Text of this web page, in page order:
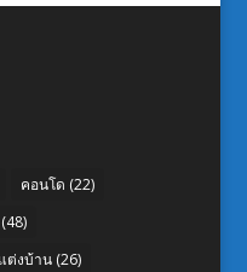
คอนโด (22)
(48)
ต่งบ้าน(26)